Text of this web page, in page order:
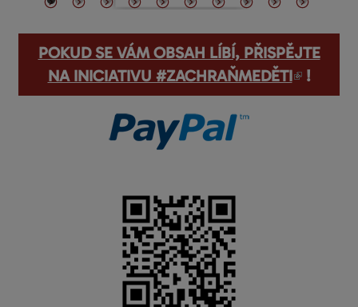
POKUD SE VÁM OBSAH LÍBÍ, PŘISPĚJTE
NA INICIATIVU #ZACHRAŇMEDĚTI
(odkaz je externí) !